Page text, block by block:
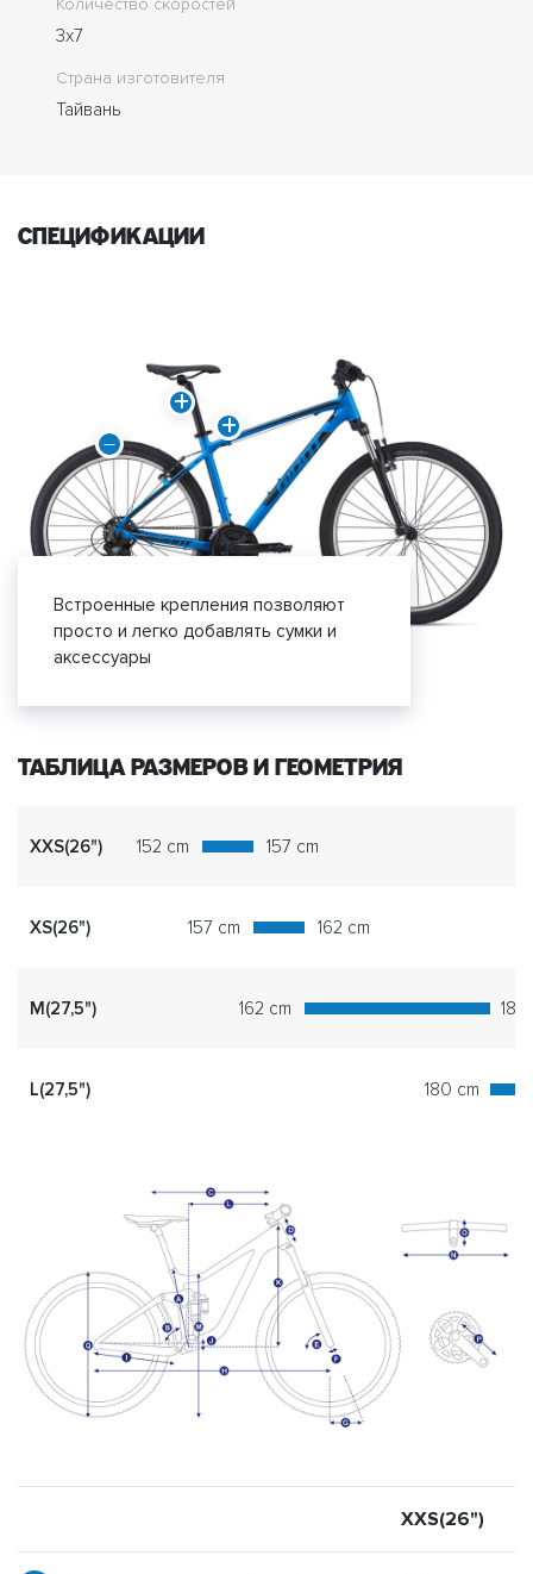
Количество скоростей
3x7
Страна изготовителя
Тайвань
спецификации
Встроенные крепления позволяют
просто и легко добавлять сумки и
аксессуары
ТАБЛИЦА РАЗМЕРОВ И ГЕОМЕТРИЯ
XXS(26") 152 cm 157 cm
XS(26") 157 cm 162 cm
M(27,5") 162 cm 180
L(27,5") 180 cm
XXS(26")